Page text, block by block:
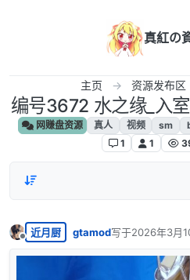
真紅の
主页 资源发布区
编号3672 水之缘_入
网赚盘资源 真人 视频 sm
1
1
离线
近月厨 gtamod写于2026年3月
最后由 编辑